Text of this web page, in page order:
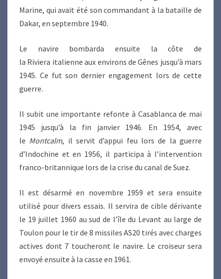
Marine, qui avait été son commandant à la bataille de
Dakar, en septembre 1940.
Le navire bombarda ensuite la côte de
la Riviera italienne aux environs de Gênes jusqu’à mars
1945. Ce fut son dernier engagement lors de cette
guerre.
Il subit une importante refonte à Casablanca de mai
1945 jusqu’à la fin janvier 1946. En 1954, avec
le Montcalm, il servit d’appui feu lors de la guerre
d’Indochine et en 1956, il participa à l’intervention
franco-britannique lors de la crise du canal de Suez.
Il est désarmé en novembre 1959 et sera ensuite
utilisé pour divers essais. Il servira de cible dérivante
le 19 juillet 1960 au sud de l’île du Levant au large de
Toulon pour le tir de 8 missiles AS20 tirés avec charges
actives dont 7 toucheront le navire. Le croiseur sera
envoyé ensuite à la casse en 1961.